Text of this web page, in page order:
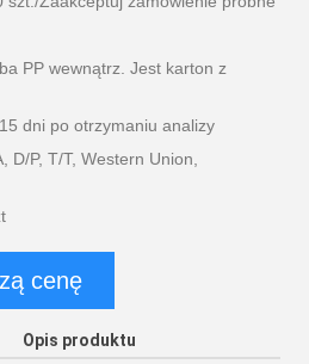
PP wewnątrz. Jest karton z
dni po otrzymaniu analizy
D/P, T/T, Western Union,
cenę
Opis produktu